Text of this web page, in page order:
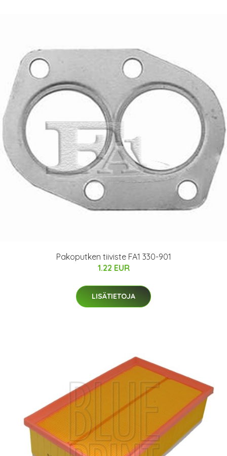
Pakoputken tiiviste FA1 330-901
1.22 EUR
LISÄTIETOJA